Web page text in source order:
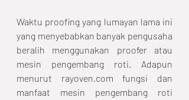
Waktu proofing yang lumayan lama ini
yang menyebabkan banyak pengusaha
beralih menggunakan proofer atau
mesin pengembang roti. Adapun
menurut rayoven.com fungsi dan
manfaat mesin pengembang roti